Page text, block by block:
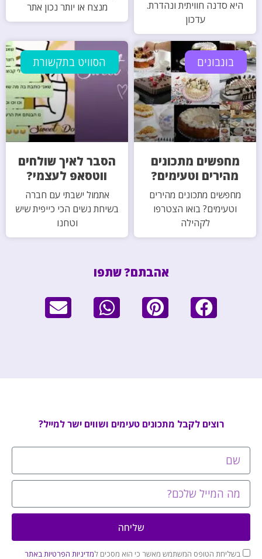
היא סדנה חוויתית ונהדרת.
עדכון
מנצח או יותר נכון אתר
בונבונים
מחפשים מתכונים
מהירים וטעימים?
מחפשים מתכונים מהירים
וטעימים? בואו הצטרפו
לקהילה
הסוויט בתקשורת
הסבר לאיך שולחים
ווטסאפ לעצמי?
אתמול ישבתי עם חברה
בשיחת נשים הכי כייפית שיש
וטחנו
אהבתם? שתפו
רוצים לקבל מתכונים טעימים ושווים ישר למייל?
בשליחת הטופס המשתמש מאשר כי הוא מסכים למדיניות הפרטיות באתר
שליחה